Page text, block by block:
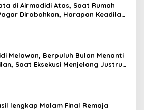
di Airmadidi Atas, Saat Rumah
Dirobohkan, Harapan Keadilan
Melawan, Berpuluh Bulan Menanti
Saat Eksekusi Menjelang Justru
lengkap Malam Final Remaja